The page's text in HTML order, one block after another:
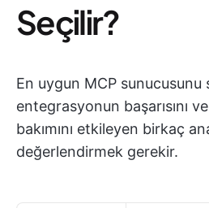
Seçilir?
En uygun MCP sunucusunu
entegrasyonun başarısını
bakımını etkileyen birkaç
değerlendirmek gerekir.